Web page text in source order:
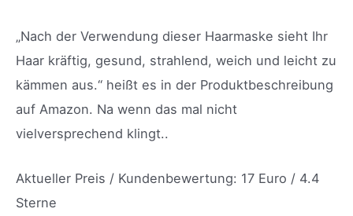
„Nach der Verwendung dieser Haarmaske sieht Ihr
Haar kräftig, gesund, strahlend, weich und leicht zu
kämmen aus.“ heißt es in der Produktbeschreibung
auf Amazon. Na wenn das mal nicht
vielversprechend klingt..
Aktueller Preis / Kundenbewertung: 17 Euro / 4.4
Sterne